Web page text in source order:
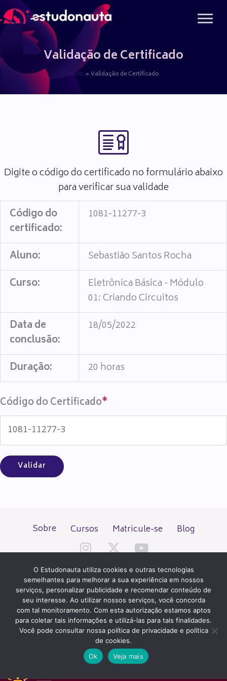
para
conteúdoValidação de Certificado
Início Validação de Certificado
Digite o código do certificado no formulário abaixo
para verificar sua validade
Código do
certificado:
1081-11277-3
Aluno:
Sebastião Santos Rocha
Curso:
Eletrônica Básica - Módulo
01: Criando Circuitos
Data de
conclusão:
18/05/2022
Duração: 20 horas
Código do Certificado*
Sobre Cursos Matricule-se Blog
Todos os direitos reservados desde 2000.
PATROCÍNIO E HOSPEDAGEM
O Estudonauta utiliza cookies e outras tecnologias
semelhantes para melhorar a sua experiência em nossos
serviços, personalizar publicidade e recomendar conteúdo de
seu interesse. Ao utilizar nossos serviços, você concorda
com tal monitoramento. Com esta autorização estamos aptos
para coletar tais informações e utilizá-las para tais finalidades.
Você pode consultar nossa política de privacidade e política
de cookies.
Ok
Veja mais